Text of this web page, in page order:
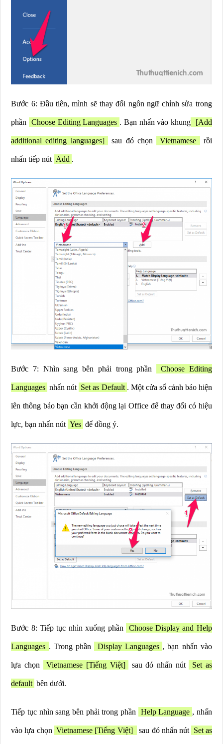
Bước 6: Đầu tiên, mình sẽ thay đổi ngôn ngữ chỉnh sửa trong
phần Choose Editing Languages . Bạn nhấn vào khung [Add
additional editing languages] sau đó chọn Vietnamese rồi
nhấn tiếp nút Add .
Bước 7: Nhìn sang bên phải trong phần Choose Editing
Languages nhấn nút Set as Default . Một cửa sổ cảnh báo hiện
lên thông báo bạn cần khởi động lại Office để thay đổi có hiệu
lực, bạn nhấn nút Yes để đồng ý.
Bước 8: Tiếp tục nhìn xuống phần Choose Display and Help
Languages . Trong phần Display Languages , bạn nhấn vào
lựa chọn Vietnamese [Tiếng Việt] sau đó nhấn nút Set as
default bên dưới.
Tiếp tục nhìn sang bên phải trong phần Help Language , nhấn
vào lựa chọn Vietnamese [Tiếng Việt] sau đó nhấn nút Set as